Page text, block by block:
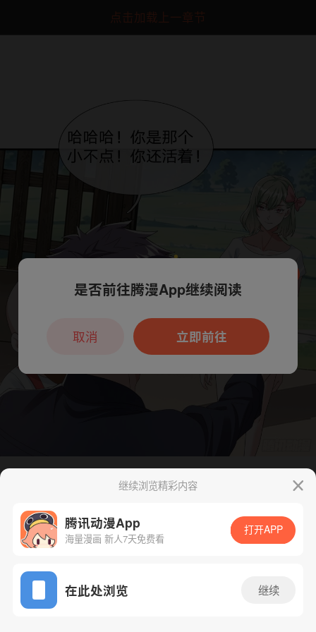
点击加载上一章节
App免费看
腾漫App免费看
继续浏览精彩内容
腾讯动漫App
海量漫画 新人7天免费看
打开APP
在此处浏览 继续
本章节仅支持App阅读，可打开App新用
户7天免费看
是否前往腾漫App继续阅读
立即前往
取消